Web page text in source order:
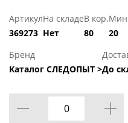
Артикул
369273
На складе
Нет
В кор.
80
20
Бренд
Каталог СЛЕДОПЫТ >До